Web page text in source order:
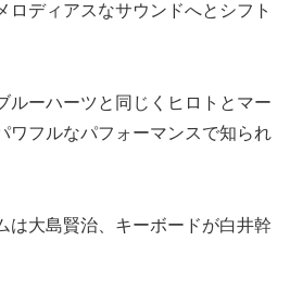
ロディアスなサウンドへとシフト
ルーハーツと同じくヒロトとマー
ワフルなパフォーマンスで知られ
は大島賢治、キーボードが白井幹